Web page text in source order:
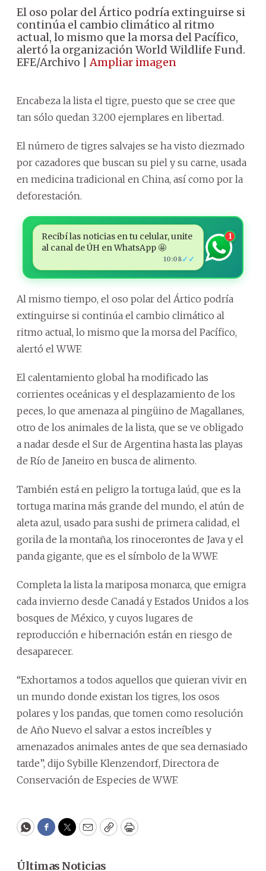
El oso polar del Ártico podría extinguirse si
continúa el cambio climático al ritmo
actual, lo mismo que la morsa del Pacífico,
alertó la organización World Wildlife Fund.
EFE/Archivo |Ampliar imagen
Encabeza la lista el tigre, puesto que se cree que
tan sólo quedan 3.200 ejemplares en libertad.
El número de tigres salvajes se ha visto diezmado
por cazadores que buscan su piel y su carne, usada
en medicina tradicional en China, así como por la
deforestación.
Recibí las noticias en tu celular, unite
al canal de ÚH en WhatsApp 🤩
10:08✓✓
1
Al mismo tiempo, el oso polar del Ártico podría
extinguirse si continúa el cambio climático al
ritmo actual, lo mismo que la morsa del Pacífico,
alertó el WWF.
El calentamiento global ha modificado las
corrientes oceánicas y el desplazamiento de los
peces, lo que amenaza al pingüino de Magallanes,
otro de los animales de la lista, que se ve obligado
a nadar desde el Sur de Argentina hasta las playas
de Río de Janeiro en busca de alimento.
También está en peligro la tortuga laúd, que es la
tortuga marina más grande del mundo, el atún de
aleta azul, usado para sushi de primera calidad, el
gorila de la montaña, los rinocerontes de Java y el
panda gigante, que es el símbolo de la WWF.
Completa la lista la mariposa monarca, que emigra
cada invierno desde Canadá y Estados Unidos a los
bosques de México, y cuyos lugares de
reproducción e hibernación están en riesgo de
desaparecer.
“Exhortamos a todos aquellos que quieran vivir en
un mundo donde existan los tigres, los osos
polares y los pandas, que tomen como resolución
de Año Nuevo el salvar a estos increíbles y
amenazados animales antes de que sea demasiado
tarde”, dijo Sybille Klenzendorf, Directora de
Conservación de Especies de WWF.
WhatsApp
Facebook
Twitter
EmailCopyPrint
Últimas Noticias